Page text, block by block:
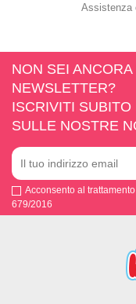
Assistenza
NON SEI
NEWSLETTER?
ISCRIVITI
SULLE NOSTRE
Acconsento al
679/2016